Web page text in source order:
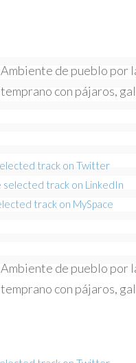
Ambiente de pueblo por
temprano con pájaros,
Ambiente de pueblo por
temprano con pájaros,